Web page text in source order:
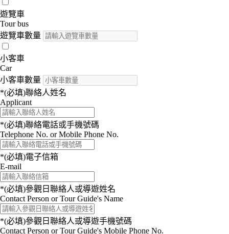
遊覽車
Tour bus
遊覽車數量
小客車
Car
小客車數量
*(必填)聯絡人姓名
Applicant
*(必填)聯絡電話或手機號碼
Telephone No. or Mobile Phone No.
*(必填)電子信箱
E-mail
*(必填)參觀日聯絡人或導遊姓名
Contact Person or Tour Guide's Name
*(必填)參觀日聯絡人或導遊手機號碼
Contact Person or Tour Guide's Mobile Phone No.